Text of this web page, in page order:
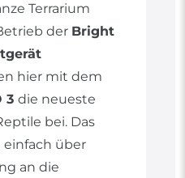
Terrarium
der Bright
hier mit dem
3 die neueste
bei. Das
einfach über
an die